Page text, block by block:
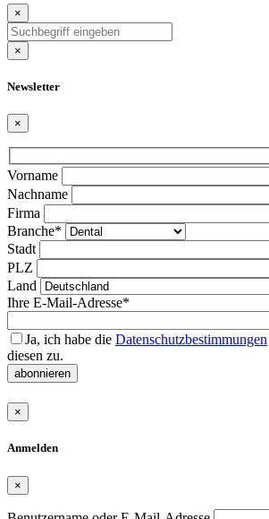
×
×
Newsletter
×
Bitte
lasse
dieses
Feld
leer.
Vorname
Nachname
Firma
Branche*
Stadt
PLZ
Land
Ihre E-Mail-Adresse*
Ja, ich habe die Datenschutzbestimmungen
diesen zu.
abonnieren
×
Anmelden
×